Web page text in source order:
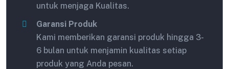
untuk menjaga Kualitas.
Garansi Produk
Kami memberikan garansi produk hingga 3-
6 bulan untuk menjamin kualitas setiap
produk yang Anda pesan.